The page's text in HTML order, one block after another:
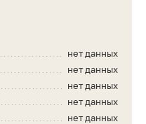
нет данных
нет данных
нет данных
нет данных
нет данных